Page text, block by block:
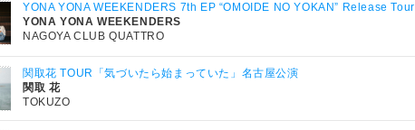
YONA YONA WEEKENDERS 7th EP “OMOIDE NO YOKAN” Release Tour
YONA YONA WEEKENDERS
NAGOYA CLUB QUATTRO
関取花 TOUR「気づいたら始まっていた」名古屋公演
関取 花
TOKUZO